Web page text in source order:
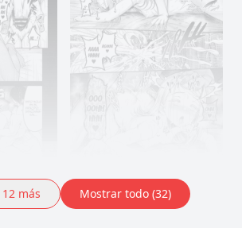
12 más Mostrar todo (32)